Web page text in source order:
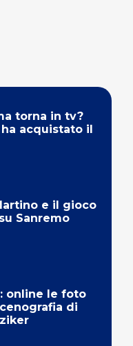
torna in tv?
acquistato il
e il gioco
Sanremo
online le foto
di